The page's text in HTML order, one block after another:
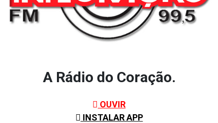
A Rádio do Coração.
OUVIR
INSTALAR APP